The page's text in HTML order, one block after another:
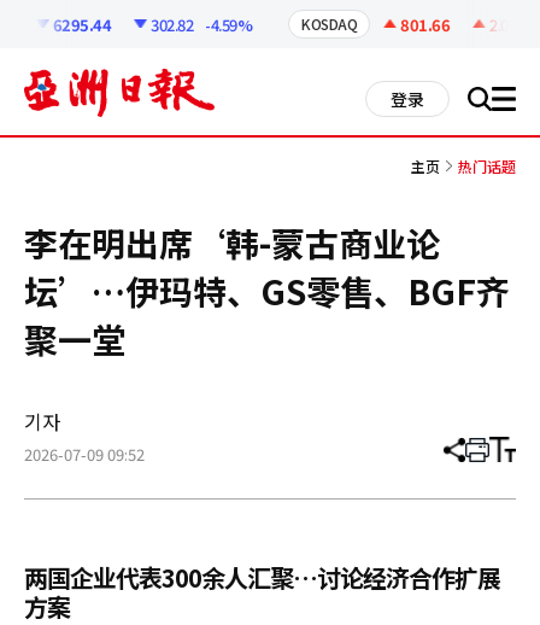
6295.44 302.82 -4.59% KOSDAQ 801.66 2.07
登录 搜 all
主页 热门话题
李在明出席‘韩-蒙古商业论
坛’…伊玛特、GS零售、BGF齐
聚一堂
기자
2026-07-09 09:52 分
章
打 调
小
两国企业代表300余人汇聚…讨论经济合作扩展
方案